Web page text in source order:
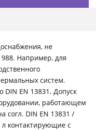
не
Например, для
систем.
DIN EN 13831. Допуск
работающем
согл. DIN EN 13831 /
контактирующие с